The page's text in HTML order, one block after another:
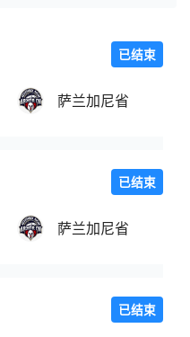
萨兰加尼省
已结束
萨兰加尼省
已结束
已结束